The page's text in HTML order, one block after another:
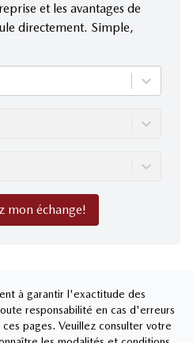
et les avantages de
directement. Simple,
mon échange!
à garantir l'exactitude des
responsabilité en cas d'erreurs
pages. Veuillez consulter votre